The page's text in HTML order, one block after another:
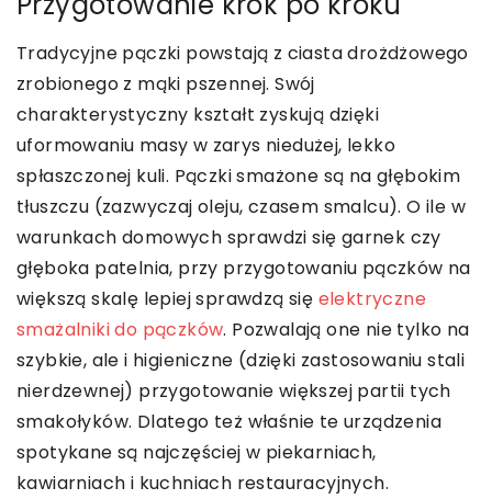
Tradycyjne pączki powstają z ciasta drożdżowego
zrobionego z mąki pszennej. Swój
charakterystyczny kształt zyskują dzięki
uformowaniu masy w zarys niedużej, lekko
spłaszczonej kuli. Pączki smażone są na głębokim
tłuszczu (zazwyczaj oleju, czasem smalcu). O ile w
warunkach domowych sprawdzi się garnek czy
głęboka patelnia, przy przygotowaniu pączków na
większą skalę lepiej sprawdzą się elektryczne
smażalniki do pączków. Pozwalają one nie tylko na
szybkie, ale i higieniczne (dzięki zastosowaniu stali
nierdzewnej) przygotowanie większej partii tych
smakołyków. Dlatego też właśnie te urządzenia
spotykane są najczęściej w piekarniach,
kawiarniach i kuchniach restauracyjnych.